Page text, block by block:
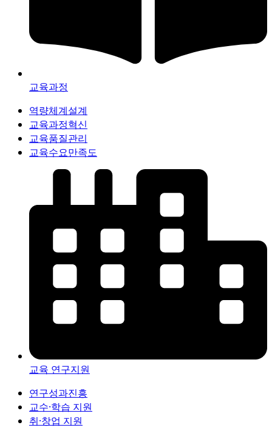
교육과정
역량체계설계
교육과정혁신
교육품질관리
교육수요만족도
교육 연구지원
연구성과진흥
교수·학습 지원
취·창업 지원